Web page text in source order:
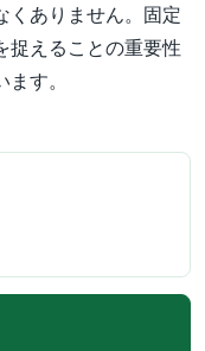
くありません。固定
捉えることの重要性
す。